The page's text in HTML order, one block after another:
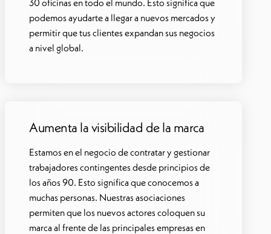
30 oficinas en todo el mundo. Esto significa que
podemos ayudarte a llegar a nuevos mercados y
permitir que tus clientes expandan sus negocios
a nivel global.
Aumenta la visibilidad de la marca
Estamos en el negocio de contratar y gestionar
trabajadores contingentes desde principios de
los años 90. Esto significa que conocemos a
muchas personas. Nuestras asociaciones
permiten que los nuevos actores coloquen su
marca al frente de las principales empresas en